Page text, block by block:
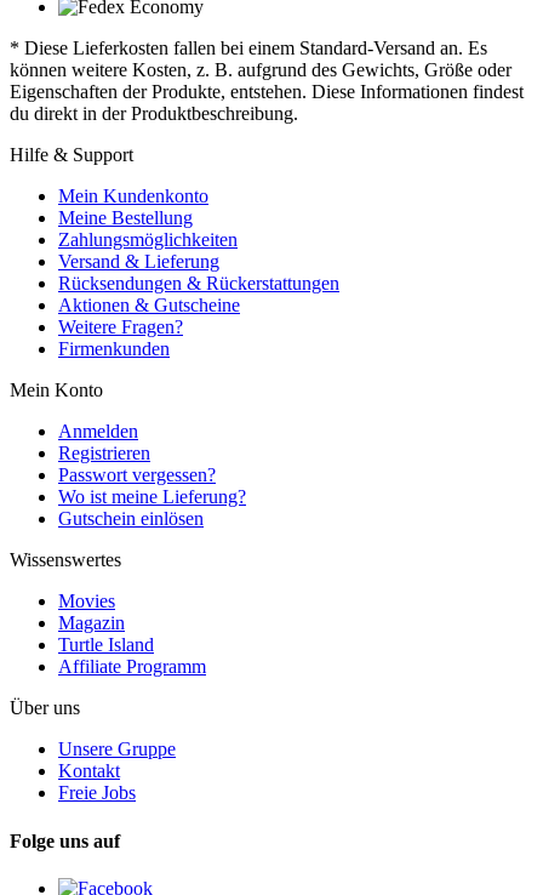
* Diese Lieferkosten fallen bei einem Standard-Versand an. Es
können weitere Kosten, z. B. aufgrund des Gewichts, Größe oder
Eigenschaften der Produkte, entstehen. Diese Informationen findest
du direkt in der Produktbeschreibung.
Hilfe & Support
Mein Kundenkonto
Meine Bestellung
Zahlungsmöglichkeiten
Versand & Lieferung
Rücksendungen & Rückerstattungen
Aktionen & Gutscheine
Weitere Fragen?
Firmenkunden
Mein Konto
Anmelden
Registrieren
Passwort vergessen?
Wo ist meine Lieferung?
Gutschein einlösen
Wissenswertes
Movies
Magazin
Turtle Island
Affiliate Programm
Über uns
Unsere Gruppe
Kontakt
Freie Jobs
Folge uns auf